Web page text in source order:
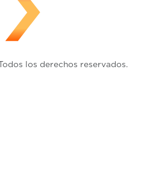
los derechos reservados.